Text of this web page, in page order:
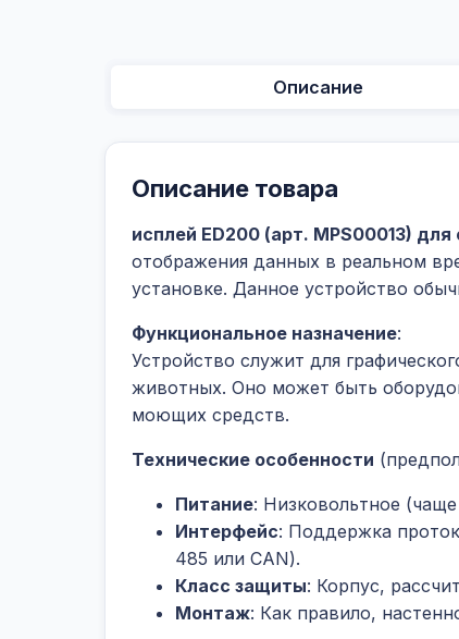
Описание
Описание товара
исплей ED200 (арт. MPS00013)
отображения данных в реальном
установке. Данное устройство
Функциональное назначение:
Устройство служит для
животных. Оно может быть
моющих средств.
Технические особенности
Питание: Низковольтное
Интерфейс: Поддержка
485 или CAN).
Класс защиты: Корпус,
Монтаж: Как правило,